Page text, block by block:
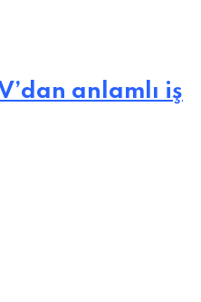
anlamlı iş